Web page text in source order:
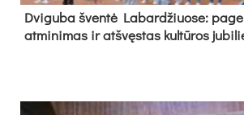
Dvi­gu­ba šven­tė La­bar­džiuo­se:
at­mi­ni­mas ir at­švęs­tas kul­tū­ros